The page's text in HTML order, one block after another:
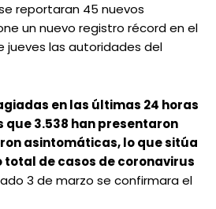
reportaran 45 nuevos
un nuevo registro récord en el
jueves las autoridades del
en las últimas 24 horas
que 3.538 han presentaron
asintomáticas, lo que sitúa
total de casos de coronavirus
3 de marzo se confirmara el